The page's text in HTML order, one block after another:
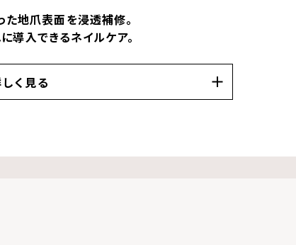
た地爪表面を浸透補修。
導入できるネイルケア。
く見る